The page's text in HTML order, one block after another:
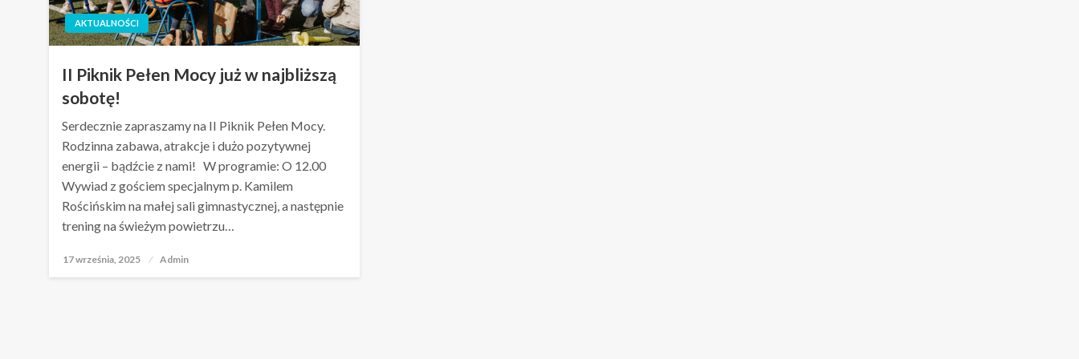
AKTUALNOŚCI
II Piknik Pełen Mocy już w najbliższą
sobotę!
Serdecznie zapraszamy na II Piknik Pełen Mocy.
Rodzinna zabawa, atrakcje i dużo pozytywnej
energii – bądźcie z nami! W programie: O 12.00
Wywiad z gościem specjalnym p. Kamilem
Rościńskim na małej sali gimnastycznej, a następnie
trening na świeżym powietrzu…
Opublikowane
17 września, 2025 Admin